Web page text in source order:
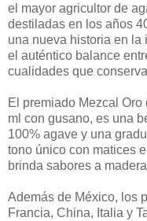
el mayor agricultor de
destiladas en los años
una nueva historia en la
el auténtico balance
cualidades que
El premiado Mezcal
ml con gusano, es una
100% agave y una
tono único con matices
brinda sabores a
Además de México, los
Francia, China, Italia y